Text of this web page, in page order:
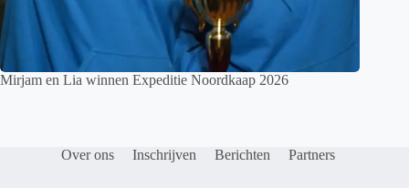
Mirjam en Lia winnen Expeditie Noordkaap 2026
Over ons Inschrijven Berichten Partners